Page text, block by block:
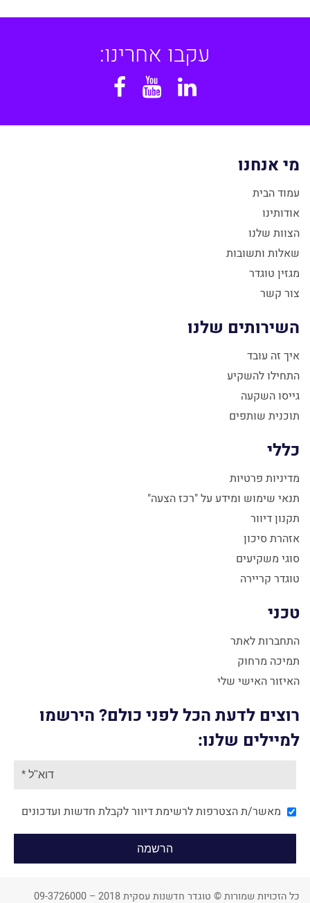
עקבו אחרינו:
Linkedin
YouTube
מי אנחנו
עמוד הבית
אודותינו
הצוות שלנו
שאלות ותשובות
מגזין טוגדר
צור קשר
השירותים שלנו
איך זה עובד
התחילו להשקיע
גייסו השקעה
תוכנית שותפים
כללי
מדיניות פרטיות
תנאי שימוש ומידע על "רכז הצעה"
תקנון דיוור
אזהרת סיכון
סוגי משקיעים
טוגדר קריירה
טכני
התחברות לאתר
תמיכה מרחוק
האיזור האישי שלי
רוצים לדעת הכל לפני כולם? הירשמו
למיילים שלנו:
מאשר/ת הצטרפות לרשימת דיוור לקבלת חדשות ועדכונים
כל הזכויות שמורות © טוגדר חדשנות עסקית 2018 – 09-3726000